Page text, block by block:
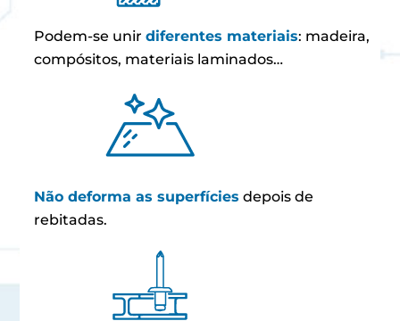
Podem-se unirdiferentes materiais: madeira,
compósitos, materiais laminados…
Não deforma as superfícies depois de
rebitadas.